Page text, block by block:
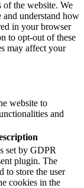
the website. We
and understand how
in your browser
to opt-out of these
may affect your
website to
and
set by GDPR
plugin. The
to store the user
cookies in the